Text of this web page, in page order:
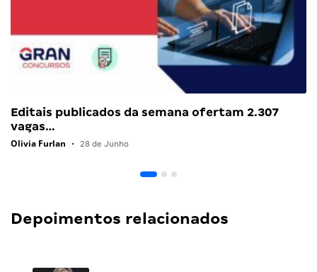
Editais publicados da semana ofertam 2.307
vagas…
Olivia Furlan • 28 de Junho
Depoimentos relacionados